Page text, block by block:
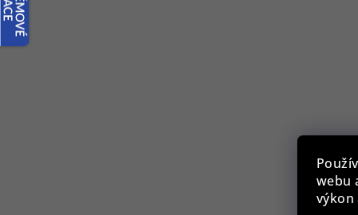
webu
výkon